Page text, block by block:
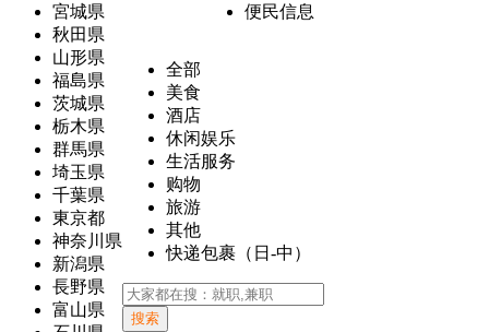
宮城県
秋田県
山形県
福島県
茨城県
栃木県
群馬県
埼玉県
千葉県
東京都
神奈川県
新潟県
長野県
富山県
便民信息
全部
美食
酒店
休闲娱乐
生活服务
购物
旅游
其他
快递包裹（日-中）
搜索